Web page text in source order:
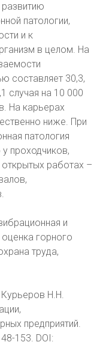
патологии,
и к
в целом. На
составляет 30,3,
случая на 10 000
На карьерах
ниже. При
патология
проходчиков,
работах –
и
горного
труда,
Н.Н.
предприятий.
153. DOI: